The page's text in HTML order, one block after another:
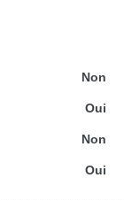
Non
Oui
Non
Oui